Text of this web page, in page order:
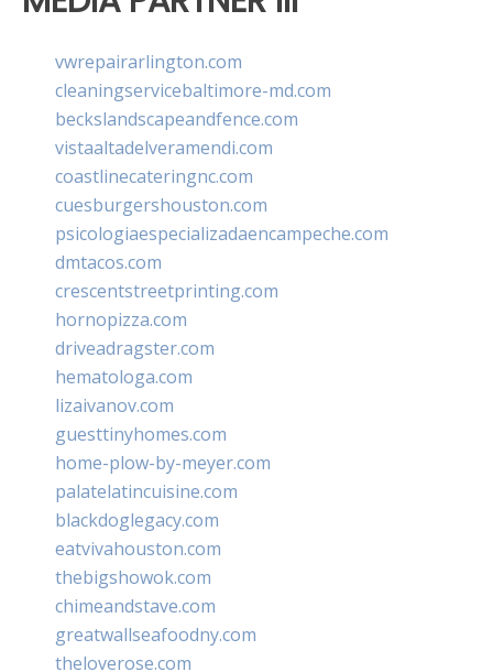
vwrepairarlington.com
cleaningservicebaltimore-md.com
beckslandscapeandfence.com
vistaaltadelveramendi.com
coastlinecateringnc.com
cuesburgershouston.com
psicologiaespecializadaencampeche.com
dmtacos.com
crescentstreetprinting.com
hornopizza.com
driveadragster.com
hematologa.com
lizaivanov.com
guesttinyhomes.com
home-plow-by-meyer.com
palatelatincuisine.com
blackdoglegacy.com
eatvivahouston.com
thebigshowok.com
chimeandstave.com
greatwallseafoodny.com
theloverose.com